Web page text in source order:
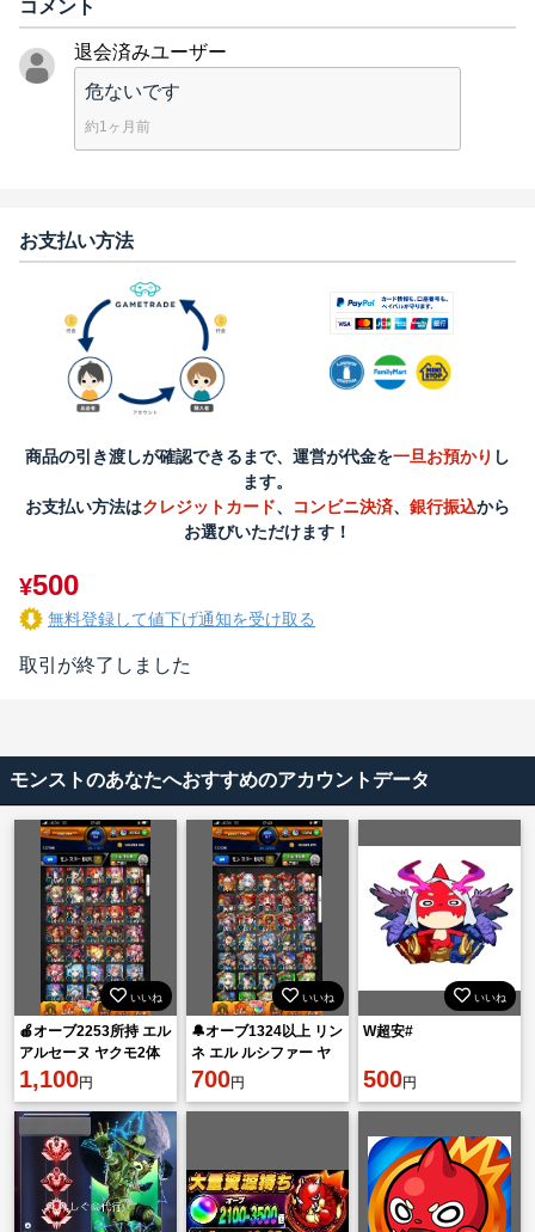
コメント
退会済みユーザー
危ないです
約1ヶ月前
お支払い方法
商品の引き渡しが確認できるまで、運営が代金を一旦お預かり し
ます。
お支払い方法はクレジットカード、 コンビニ決済、 銀行振込から
お選びいただけます！
¥500
無料登録して値下げ通知を受け取る
取引が終了しました
モンストのあなたへおすすめのアカウントデータ
いいね
🍎オーブ2253所持 エル
アルセーヌ ヤクモ2体
ネオ マサムネ3体🍎
1,100円
いいね
🔔オーブ1324以上 リン
ネ エル ルシファー ヤ
クモ2体所持🔔
700円
いいね
W超安#
500円